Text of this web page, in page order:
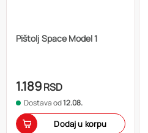
Pištolj Space Model 1
1.189RSD
Dostava od12.08.
Dodaj u korpu